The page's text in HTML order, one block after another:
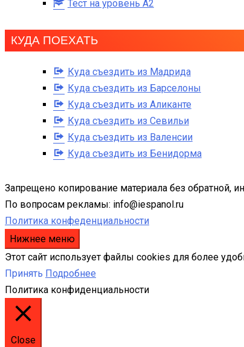
Тест на уровень A2
КУДА ПОЕХАТЬ
Куда съездить из Мадрида
Куда съездить из Барселоны
Куда съездить из Аликанте
Куда съездить из Севильи
Куда съездить из Валенсии
Куда съездить из Бенидорма
Запрещено копирование материала без обратной,
По вопросам рекламы: info@iespanol.ru
Политика конфеденциальности
Нижнее меню
Этот сайт использует файлы cookies для более
Принять Подробнее
Политика конфиденциальности
Close